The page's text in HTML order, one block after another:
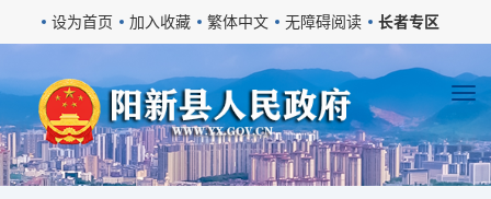
设为首页 加入收藏 繁体中文 无障碍阅读 长者专区